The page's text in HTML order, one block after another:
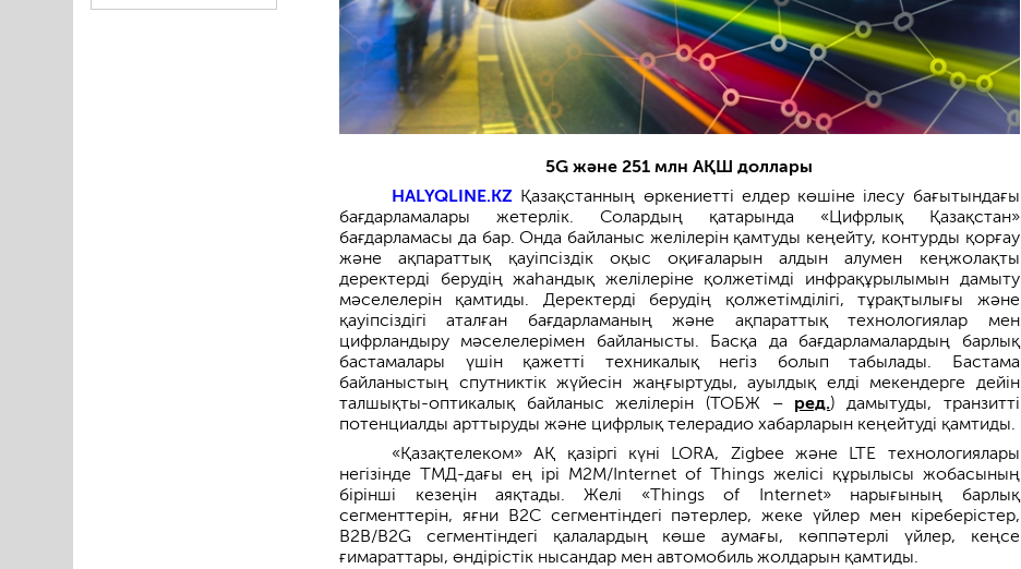
5G және 251 млн АҚШ доллары
HALYQLINE.KZ Қазақстанның өркениетті елдер көшіне ілесу бағытындағы
бағдарламалары жетерлік. Солардың қатарында «Цифрлық Қазақстан»
бағдарламасы да бар. Онда байланыс желілерін қамтуды кеңейту, контурды қорғау
және ақпараттық қауіпсіздік оқыс оқиғаларын алдын алумен кеңжолақты
деректерді берудің жаһандық желілеріне қолжетімді инфрақұрылымын дамыту
мәселелерін қамтиды. Деректерді берудің қолжетімділігі, тұрақтылығы және
қауіпсіздігі аталған бағдарламаның және ақпараттық технологиялар мен
цифрландыру мәселелерімен байланысты. Басқа да бағдарламалардың барлық
бастамалары үшін қажетті техникалық негіз болып табылады. Бастама
байланыстың спутниктік жүйесін жаңғыртуды, ауылдық елді мекендерге дейін
талшықты-оптикалық байланыс желілерін (ТОБЖ – ред.) дамытуды, транзитті
потенциалды арттыруды және цифрлық телерадио хабарларын кеңейтуді қамтиды.
«Қазақтелеком» АҚ қазіргі күні LORA, Zigbee және LTE технологиялары
негізінде ТМД-дағы ең ірі M2M/Internet of Things желісі құрылысы жобасының
бірінші кезеңін аяқтады. Желі «Things of Internet» нарығының барлық
сегменттерін, яғни B2C сегментіндегі пәтерлер, жеке үйлер мен кіреберістер,
B2B/B2G сегментіндегі қалалардың көше аумағы, көппәтерлі үйлер, кеңсе
ғимараттары, өндірістік нысандар мен автомобиль жолдарын қамтиды.